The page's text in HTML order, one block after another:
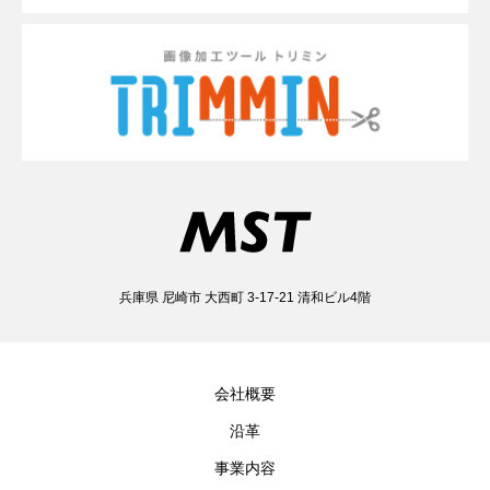
兵庫県 尼崎市 大西町 3-17-21 清和ビル4階
会社概要
沿革
事業内容